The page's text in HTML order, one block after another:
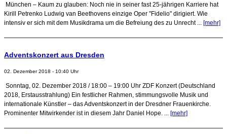
München – Kaum zu glauben: Noch nie in seiner fast 25-jährigen Karriere hat
Kirill Petrenko Ludwig van Beethovens einzige Oper "Fidelio" dirigiert. Wie
intensiv er sich mit dem Musikdrama um die Befreiung des zu Unrecht ... [mehr]
Adventskonzert aus Dresden
02. Dezember 2018 - 10:40 Uhr
Sonntag, 02. Dezember 2018 / 18:00 – 19:00 Uhr ZDF Konzert (Deutschland
2018, Erstausstrahlung) Ein festlicher Rahmen, stimmungsvolle Musik und
internationale Künstler – das Adventskonzert in der Dresdner Frauenkirche.
Prominenter Mitwirkender ist in diesem Jahr Daniel Hope. ... [mehr]